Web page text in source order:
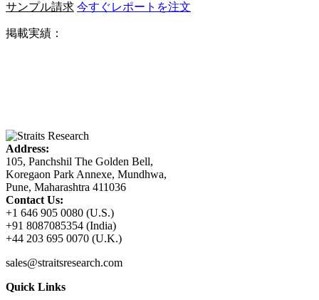
サンプル請求 今すぐレポートを注文
掲載実績：
Address:
105, Panchshil The Golden Bell,
Koregaon Park Annexe, Mundhwa,
Pune, Maharashtra 411036
Contact Us:
+1 646 905 0080 (U.S.)
+91 8087085354 (India)
+44 203 695 0070 (U.K.)
sales@straitsresearch.com
Quick Links